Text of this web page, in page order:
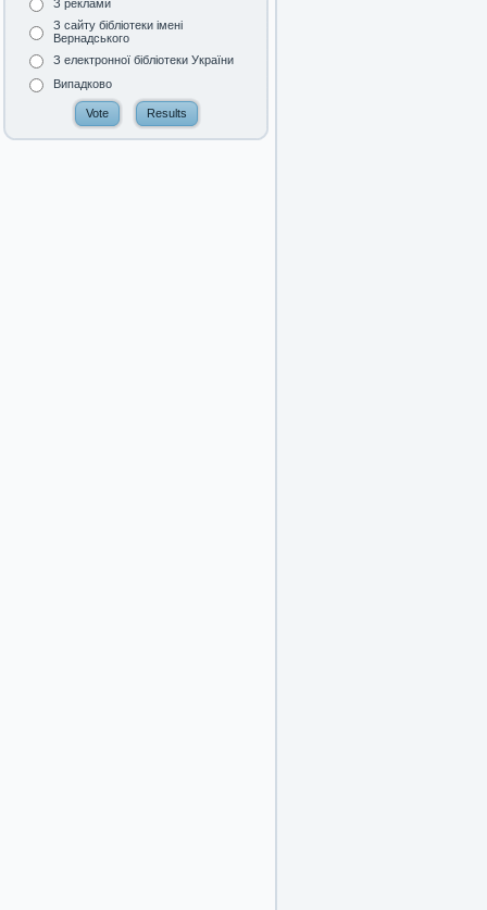
З реклами
З сайту бібліотеки імені
Вернадського
З електронної бібліотеки України
Випадково